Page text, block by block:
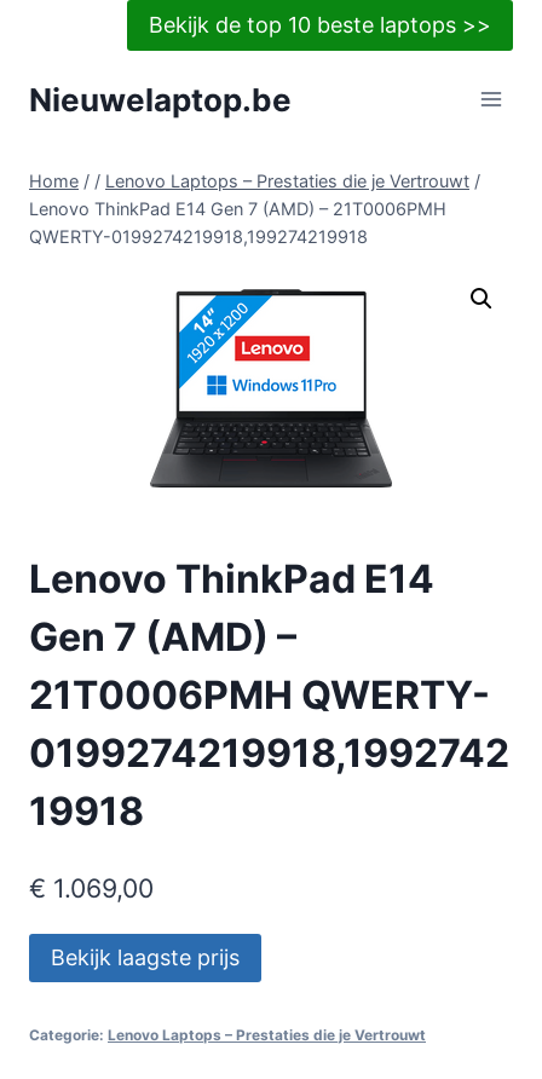
Bekijk de top 10 beste laptops >>
Nieuwelaptop.be
Home / / Lenovo Laptops – Prestaties die je Vertrouwt /
Lenovo ThinkPad E14 Gen 7 (AMD) – 21T0006PMH
QWERTY-0199274219918,199274219918
Lenovo ThinkPad E14
Gen 7 (AMD) –
21T0006PMH QWERTY-
0199274219918,1992742
19918
€ 1.069,00
Bekijk laagste prijs
Categorie: Lenovo Laptops – Prestaties die je Vertrouwt